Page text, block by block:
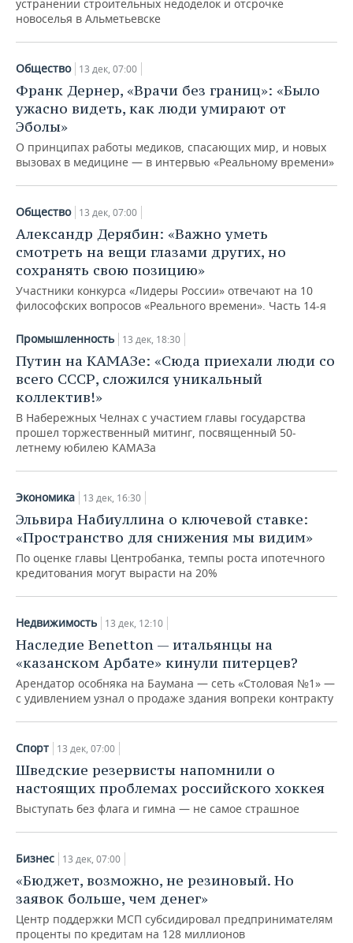
устранении строительных недоделок и отсрочке
новоселья в Альметьевске
Общество 13 дек, 07:00
Франк Дернер, «Врачи без границ»: «Было
ужасно видеть, как люди умирают от
Эболы»
О принципах работы медиков, спасающих мир, и новых
вызовах в медицине — в интервью «Реальному времени»
Общество 13 дек, 07:00
Александр Дерябин: «Важно уметь
смотреть на вещи глазами других, но
сохранять свою позицию»
Участники конкурса «Лидеры России» отвечают на 10
философских вопросов «Реального времени». Часть 14-я
Промышленность 13 дек, 18:30
Путин на КАМАЗе: «Сюда приехали люди со
всего СССР, сложился уникальный
коллектив!»
В Набережных Челнах с участием главы государства
прошел торжественный митинг, посвященный 50-
летнему юбилею КАМАЗа
Экономика 13 дек, 16:30
Эльвира Набиуллина о ключевой ставке:
«Пространство для снижения мы видим»
По оценке главы Центробанка, темпы роста ипотечного
кредитования могут вырасти на 20%
Недвижимость 13 дек, 12:10
Наследие Benetton — итальянцы на
«казанском Арбате» кинули питерцев?
Арендатор особняка на Баумана — сеть «Столовая №1» —
с удивлением узнал о продаже здания вопреки контракту
Спорт 13 дек, 07:00
Шведские резервисты напомнили о
настоящих проблемах российского хоккея
Выступать без флага и гимна — не самое страшное
Бизнес 13 дек, 07:00
«Бюджет, возможно, не резиновый. Но
заявок больше, чем денег»
Центр поддержки МСП субсидировал предпринимателям
проценты по кредитам на 128 миллионов